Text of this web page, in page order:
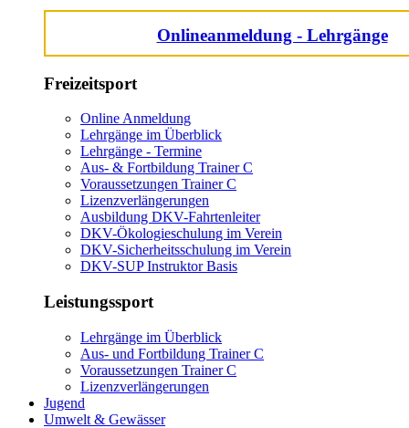
Onlineanmeldung - Lehrgänge
Freizeitsport
Online Anmeldung
Lehrgänge im Überblick
Lehrgänge - Termine
Aus- & Fortbildung Trainer C
Voraussetzungen Trainer C
Lizenzverlängerungen
Ausbildung DKV-Fahrtenleiter
DKV-Ökologieschulung im Verein
DKV-Sicherheitsschulung im Verein
DKV-SUP Instruktor Basis
Leistungssport
Lehrgänge im Überblick
Aus- und Fortbildung Trainer C
Voraussetzungen Trainer C
Lizenzverlängerungen
Jugend
Umwelt & Gewässer